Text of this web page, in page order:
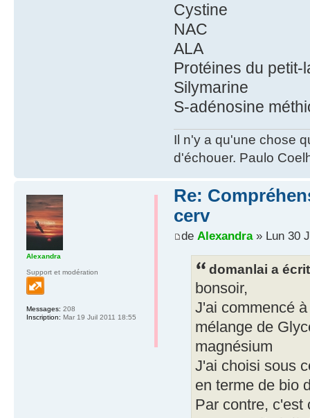
Cystine
NAC
ALA
Protéines du petit-
Silymarine
S-adénosine
Il n'y a qu'une chose
d'échouer. Paulo
Re:
cerv
de Alexandra» Lun 30
domanlai a
bonsoir,
J'ai commencé
mélange de
magnésium
J'ai choisi sous
en terme de bio
Par contre, c'est
Alexandra
Support et modération
Messages: 208
Inscription: Mar 19 Juil 2011 18:55